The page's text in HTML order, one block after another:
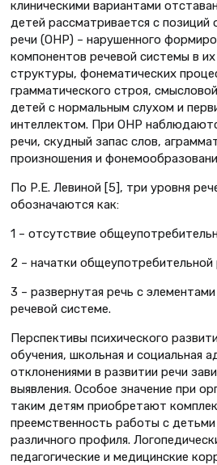
клиническими вариантами
детей рассматривается с позиций
речи (ОНР) – нарушенного
компонентов речевой системы в
структуры, фонематических
грамматического строя,
детей с нормальным слухом и
интеллектом. При ОНР
речи, скудный запас слов,
произношения и
По Р.Е. Левиной [5], три уровня
обозначаются как:
1 – отсутствие
2 – начатки общеупотребительной
3 – развернутая речь с
речевой системе.
Перспективы психического
обучения, школьная и социальная
отклонениями в развитии речи
выявления. Особое значение при
таким детям приобретают
преемственность работы с детьми
различного профиля.
педагогические и медицинские